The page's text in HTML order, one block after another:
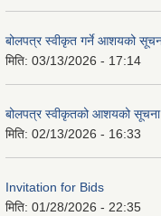
बोलपत्र स्वीकृत गर्ने आशयको
मिति: 03/13/2026 - 17:14
बोलपत्र स्वीकृतको आशयको
मिति: 02/13/2026 - 16:33
Invitation for Bids
मिति: 01/28/2026 - 22:35